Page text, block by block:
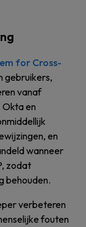
for Cross-
gebruikers,
vanaf
en
en
wanneer
zodat
behouden.
verbeteren
fouten